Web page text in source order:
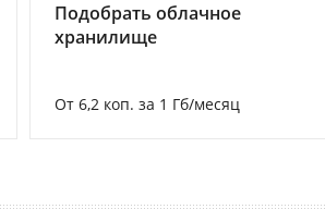
Подобрать облачное
хранилище
От 6,2 коп. за 1 Гб/месяц